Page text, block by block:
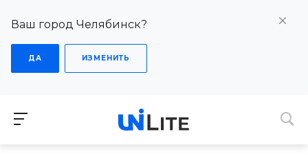
Ваш город Челябинск?
ДА ИЗМЕНИТЬ